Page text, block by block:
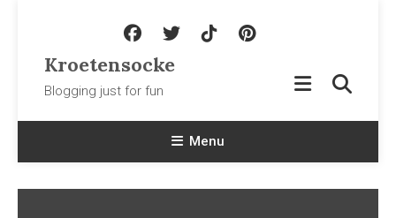
Kroetensocke
Blogging just for fun
Menu